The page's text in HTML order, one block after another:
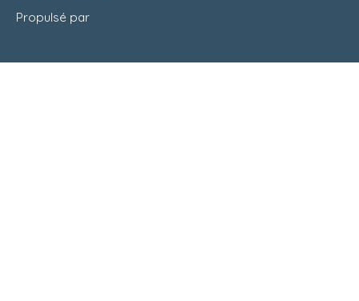
Propulsé par